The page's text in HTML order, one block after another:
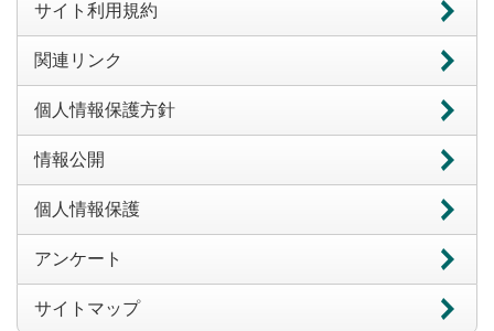
サイト利用規約
関連リンク
個人情報保護方針
情報公開
個人情報保護
アンケート
サイトマップ